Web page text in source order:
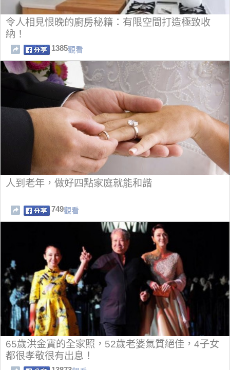
令人相見恨晚的廚房秘籍：有限空間打造極致收
納！
1385觀看
人到老年，做好四點家庭就能和諧
749觀看
65歲洪金寶的全家照，52歲老婆氣質絕佳，4子女
都很孝敬很有出息！